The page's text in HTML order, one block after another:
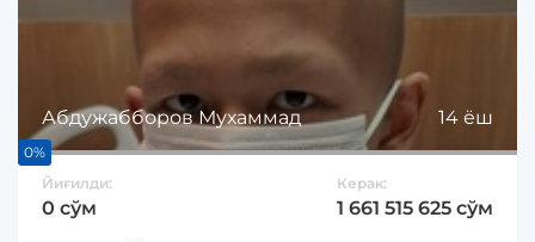
Абдужабборов Мухаммад 14 ёш
0%
Йиғилди:
0 сўм
Керак:
1 661 515 625 сўм